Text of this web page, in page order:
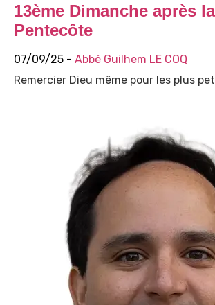
13ème Dimanche après la
Pentecôte
07/09/25 - Abbé Guilhem LE COQ
Remercier Dieu même pour les plus